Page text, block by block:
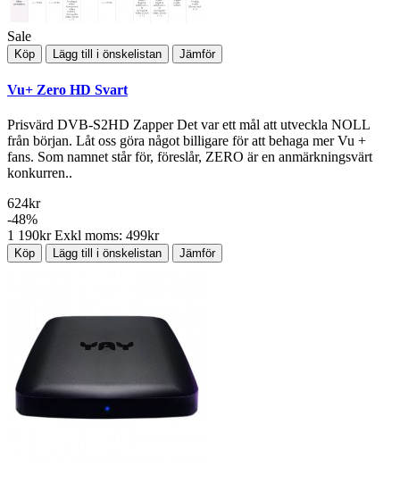
Sale
Köp Lägg till i önskelistan Jämför
Vu+ Zero HD Svart
Prisvärd DVB-S2HD Zapper Det var ett mål att utveckla NOLL
från början. Låt oss göra något billigare för att behaga mer Vu +
fans. Som namnet står för, föreslår, ZERO är en anmärkningsvärt
konkurren..
624kr
-48%
1 190kr Exkl moms: 499kr
Köp Lägg till i önskelistan Jämför